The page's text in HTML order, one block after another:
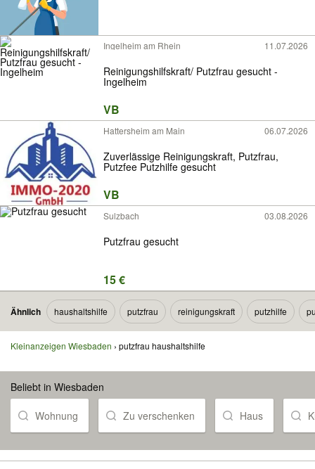
Ingelheim am Rhein 11.07.2026
Reinigungshilfskraft/ Putzfrau gesucht -
Ingelheim
VB
Hattersheim am Main 06.07.2026
Zuverlässige Reinigungskraft, Putzfrau,
Putzfee Putzhilfe gesucht
VB
Sulzbach 03.08.2026
Putzfrau gesucht
15 €
Ähnlich haushaltshilfe putzfrau reinigungskraft putzhilfe
Kleinanzeigen Wiesbaden putzfrau haushaltshilfe
Beliebt in Wiesbaden
Wohnung Zu verschenken Haus